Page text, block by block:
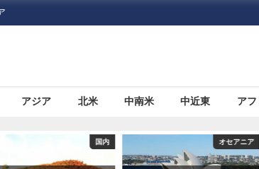
アジア 北米 中南米 中近東 アフ